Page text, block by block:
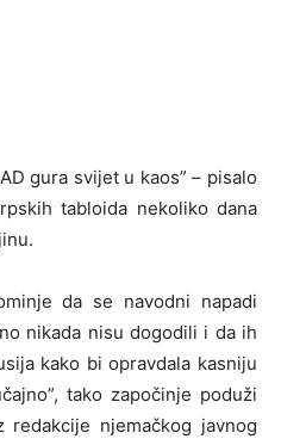
gura svijet u kaos” – pisalo
tabloida nekoliko dana
da se navodni napadi
nikada nisu dogodili i da ih
kako bi opravdala kasniju
tako započinje poduži
redakcije njemačkog javnog